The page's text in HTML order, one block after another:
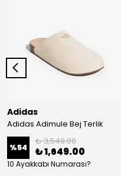
Adidas
Adidas Adimule Bej Terlik
%54
₺ 3,549.00
₺ 1,649.00
10 Ayakkabı Numarası?